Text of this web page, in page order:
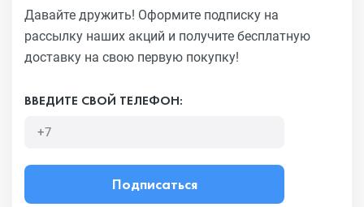
Давайте дружить! Оформите подписку на
рассылку наших акций и получите бесплатную
доставку на свою первую покупку!
ВВЕДИТЕ СВОЙ ТЕЛЕФОН:
Подписаться